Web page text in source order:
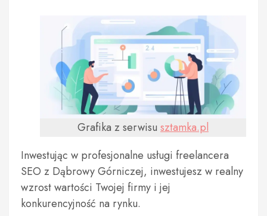
Grafika z serwisu sztamka.pl
Inwestując w profesjonalne usługi freelancera
SEO z Dąbrowy Górniczej, inwestujesz w realny
wzrost wartości Twojej firmy i jej
konkurencyjność na rynku.